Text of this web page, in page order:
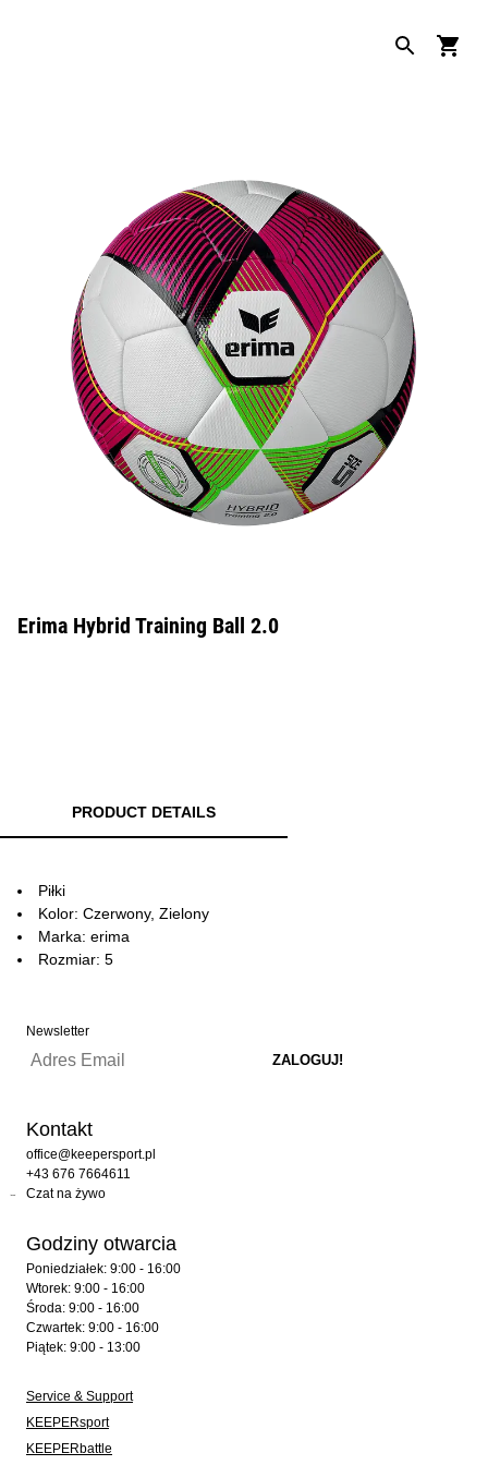
Erima Hybrid Training Ball 2.0
PRODUCT DETAILS
Piłki
Kolor: Czerwony, Zielony
Marka: erima
Rozmiar: 5
Newsletter
Kontakt
office@keepersport.pl
+43 676 7664611
Czat na żywo
Godziny otwarcia
Poniedziałek: 9:00 - 16:00
Wtorek: 9:00 - 16:00
Środa: 9:00 - 16:00
Czwartek: 9:00 - 16:00
Piątek: 9:00 - 13:00
Service & Support
KEEPERsport
KEEPERbattle